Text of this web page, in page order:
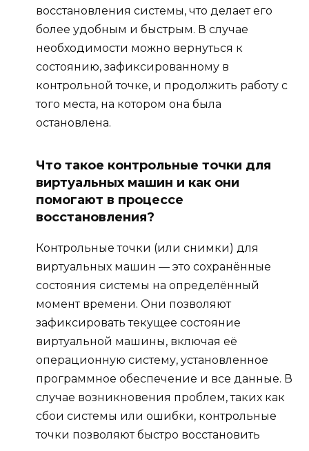
восстановления системы, что делает его
более удобным и быстрым. В случае
необходимости можно вернуться к
состоянию, зафиксированному в
контрольной точке, и продолжить работу с
того места, на котором она была
остановлена.
Что такое контрольные точки для
виртуальных машин и как они
помогают в процессе
восстановления?
Контрольные точки (или снимки) для
виртуальных машин — это сохранённые
состояния системы на определённый
момент времени. Они позволяют
зафиксировать текущее состояние
виртуальной машины, включая её
операционную систему, установленное
программное обеспечение и все данные. В
случае возникновения проблем, таких как
сбои системы или ошибки, контрольные
точки позволяют быстро восстановить